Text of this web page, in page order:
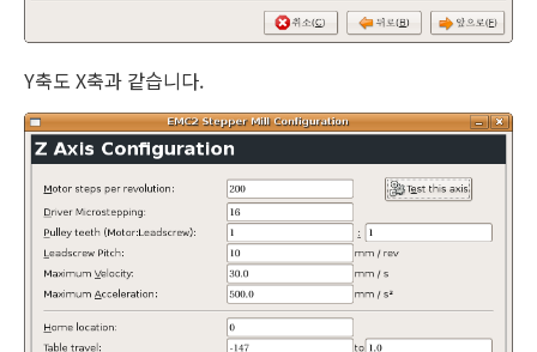
Y축도 X축과 같습니다.